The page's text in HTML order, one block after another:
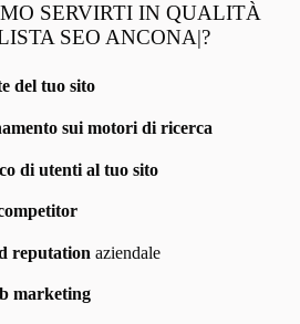
SERVIRTI IN QUALITÀ
SEO ANCONA|?
del tuo sito
sui motori di ricerca
di utenti al tuo sito
reputation aziendale
marketing